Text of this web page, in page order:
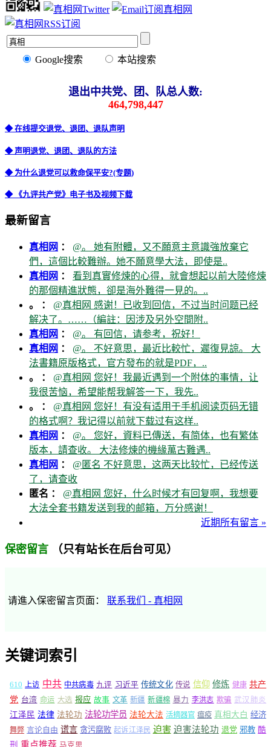
Google搜索 本站搜索
退出中共党、团、队总人数:
464,798,447
◆ 在线提交退党、退团、退队声明
◆ 声明退党、退团、退队的方法
◆ 为什么退党可以救命保平安?(专题)
◆ 《九评共产党》电子书及视频下载
最新留言
真相网 ： @。 她有附體，又不願意主意識強放棄它
們，這個比較難辦。她不願意學大法，即使是..
真相网 ： 看到真實修煉的心得，就會想起以前大陸修煉
的那個精進狀態，卻是海外難得一見的。..
。 ： @真相网 感谢！已收到回信，不过当时问题已经
解决了。……（編註：因涉及另外空間附..
真相网 ： @。 有回信，请参考，祝好！
真相网 ： @。 不好意思，最近比較忙，遲復見諒。 大
法書籍原版格式，官方發布的就是PDF，..
。 ： @真相网 您好！我最近遇到一个附体的事情，让
我很苦恼，希望能帮我解答一下，我先..
。 ： @真相网 您好！有没有适用于手机阅读页码无错
的格式啊？我记得以前就下载过有这样..
真相网 ： @。 您好，資料已傳送，有简体，也有繁体
版本，請查收。 大法修煉的機緣萬古難遇..
真相网 ： @匿名 不好意思，这两天比较忙，已经传送
了，请查收
匿名 ： @真相网 您好，什么时候才有回复啊，我想要
大法全套书籍发送到我的邮箱，万分感谢！
近期所有留言 »
保密留言 （只有站长在后台可见）
请進入保密留言页面： 联系我们 - 真相网
关键词索引
610 上访 中共 中共病毒 九评 习近平 传统文化 传说 信仰 修炼 健康 共产
党 台湾 命运 大选 报应 故事 文革 新疆 新疆棉 暴力 李洪志 欺骗 武汉肺炎
江泽民 法律 法轮功 法轮功学员 法轮大法 活摘器官 瘟疫 真相大白 经济
舞弊 言论自由 谎言 贪污腐败 起诉江泽民 迫害 迫害法轮功 退党 邪教 酷
刑 重点推荐 马克思